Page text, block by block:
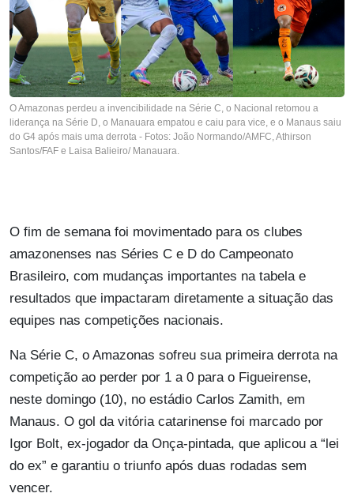
O Amazonas perdeu a invencibilidade na Série C, o Nacional retomou a
liderança na Série D, o Manauara empatou e caiu para vice, e o Manaus saiu
do G4 após mais uma derrota - Fotos: João Normando/AMFC, Athirson
Santos/FAF e Laisa Balieiro/ Manauara.
O fim de semana foi movimentado para os clubes
amazonenses nas Séries C e D do Campeonato
Brasileiro, com mudanças importantes na tabela e
resultados que impactaram diretamente a situação das
equipes nas competições nacionais.
Na Série C, o Amazonas sofreu sua primeira derrota na
competição ao perder por 1 a 0 para o Figueirense,
neste domingo (10), no estádio Carlos Zamith, em
Manaus. O gol da vitória catarinense foi marcado por
Igor Bolt, ex-jogador da Onça-pintada, que aplicou a “lei
do ex” e garantiu o triunfo após duas rodadas sem
vencer.